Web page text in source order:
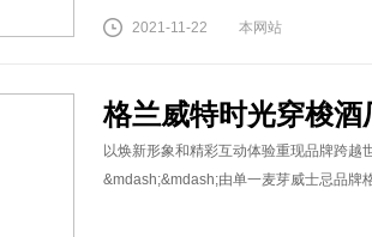
2021-11-22 本网站
格兰威特时光穿梭酒
以焕新形象和精彩互动体验重现品牌跨
&mdash;&mdash;由单一麦芽威士忌品牌